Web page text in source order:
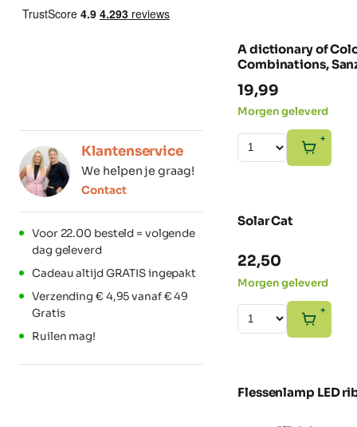
GEZIEN IN VOLKSRANT
A dictionary of
Combinations,
19,99
Morgen geleverd
+
Solar Cat
22,50
Morgen geleverd
+
Flessenlamp LED
Klantenservice
We helpen je graag!
Contact
Voor 22.00 besteld = volgende
dag geleverd
Cadeau altijd GRATIS ingepakt
Verzending € 4,95 vanaf € 49
Gratis
Ruilen mag!